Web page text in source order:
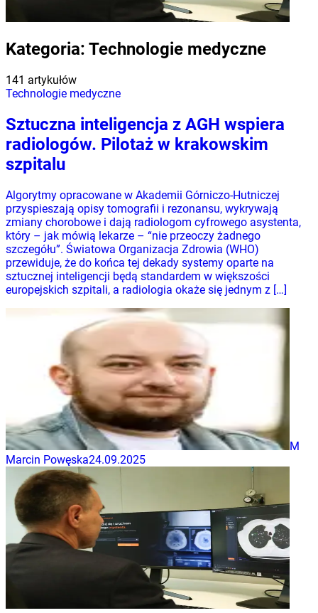
Kategoria: Technologie medyczne
141 artykułów
Technologie medyczne
Sztuczna inteligencja z AGH wspiera
radiologów. Pilotaż w krakowskim
szpitalu
Algorytmy opracowane w Akademii Górniczo-Hutniczej
przyspieszają opisy tomografii i rezonansu, wykrywają
zmiany chorobowe i dają radiologom cyfrowego asystenta,
który – jak mówią lekarze – “nie przeoczy żadnego
szczegółu”. Światowa Organizacja Zdrowia (WHO)
przewiduje, że do końca tej dekady systemy oparte na
sztucznej inteligencji będą standardem w większości
europejskich szpitali, a radiologia okaże się jednym z […]
M
Marcin Powęska24.09.2025